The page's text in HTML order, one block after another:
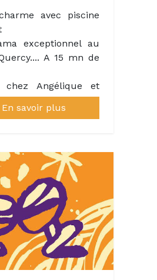
par les
de chantier, nous
une large
prestations
pour répondre
vos besoins.
avec piscine
exceptionnel au
A 15 mn de
chez Angélique et
dans le joli village
Lafeuille.
jardin fleuri et
à débordement
sur le superbe
qu'offre la vallée du
vous reçoivent en
avec chaleur
au logis hôtel*** La
En savoir plus